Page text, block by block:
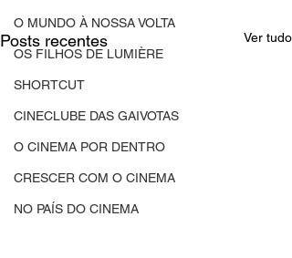
O MUNDO À NOSSA VOLTA
OS FILHOS DE LUMIÈRE
SHORTCUT
CINECLUBE DAS GAIVOTAS
O CINEMA POR DENTRO
CRESCER COM O CINEMA
NO PAÍS DO CINEMA
Posts recentes Ver tudo